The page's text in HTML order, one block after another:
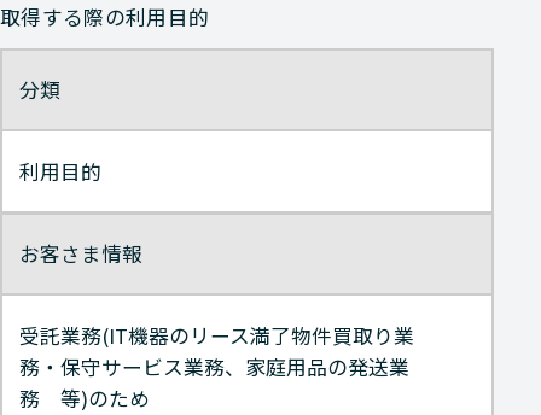
取得する際の利用目的
分類
利用目的
お客さま情報
受託業務(IT機器のリース満了物件買取り業
務・保守サービス業務、家庭用品の発送業
務 等)のため